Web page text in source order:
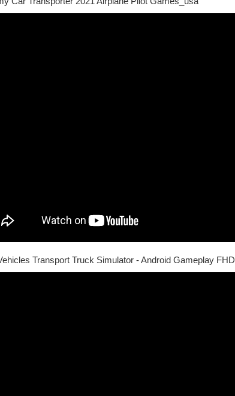
Transport Truck Simulator - Android Gameplay FHD